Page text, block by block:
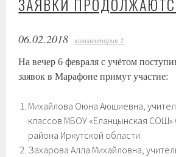
ЗАЯВКИ
06.02.2018 комментария 2
На вечер 6 февраля с учётом
заявок в Марафоне примут участие:
Михайлова Оюна Аюшиевна,
классов МБОУ «Еланцынская СОШ»
района Иркутской области
Захарова Алла Михайловна,